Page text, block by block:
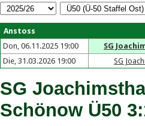
Anstoss
Don, 06.11.2025 19:00
SG
Die, 31.03.2026 19:00
SG
SG
Schönow Ü50